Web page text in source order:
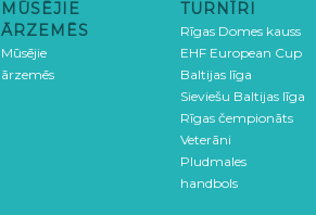
MŪSĒJIE
ĀRZEMĒS
Mūsējie
ārzemēs
TURNĪRI
Rīgas Domes kauss
EHF European Cup
Baltijas līga
Sieviešu Baltijas līga
Rīgas čempionāts
Veterāni
Pludmales
handbols